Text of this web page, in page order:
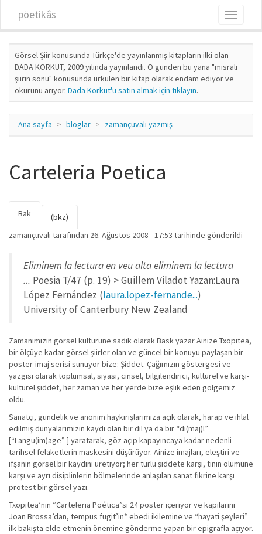
pöetikâs
Toggle
Görsel Şiir konusunda Türkçe'de yayınlanmış kitapların ilki olan
DADA KORKUT, 2009 yılında yayınlandı. O günden bu yana "mısralı
şiirin sonu" konusunda ürkülen bir kitap olarak endam ediyor ve
okurunu arıyor. Dada Korkut'u satın almak için tıklayın.
Ana sayfa bloglar zamançuvalı yazmış
Carteleria Poetica
Birincil sekmeler
Bak
sekme)
(bkz)
zamançuvalı tarafından 26. Ağustos 2008 - 17:53 tarihinde gönderildi
Eliminem la lectura en veu alta eliminem la lectura
... Poesia T/47 (p. 19) > Guillem Viladot Yazan:Laura
López Fernández (laura.lopez-fernande...)
University of Canterbury New Zealand
Zamanımızın görsel kültürüne sadık olarak Bask yazar Ainize Txopitea,
bir ölçüye kadar görsel şiirler olan ve güncel bir konuyu paylaşan bir
poster-imaj serisi sunuyor bize: Şiddet. Çağımızın göstergesi ve
yazgısı olarak toplumsal, siyasi, cinsel, bilgilendirici, kültürel ve karşı-
kültürel şiddet, her zaman ve her yerde bize eşlik eden gölgemiz
oldu.
Sanatçı, gündelik ve anonim haykırışlarımıza açık olarak, harap ve ihlal
edilmiş dünyalarımızın kaydı olan bir dil ya da bir “di(maj)l”
[“Langu(im)age” ] yaratarak, göz açıp kapayıncaya kadar nedenli
tarihsel felaketlerin maskesini düşürüyor. Ainize imajları, eleştiri ve
ifşanın görsel bir kaydını üretiyor; her türlü şiddete karşı, tinin ölümüne
karşı ve ayrı disiplinlerin bölmelerinde anlaşılan sanat fikrine karşı
protest bir görsel yazı.
Txopitea’nın “Carteleria Poética”sı 24 poster içeriyor ve kapılarını
Joan Brossa’dan, tempus fugit’in* ebedi ikilemine ve “hayati şeyleri”
ilk bakışta elde etmenin önemine gönderme yapan bir epigrafla açıyor.